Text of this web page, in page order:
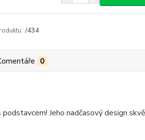
/434
0
Jeho nadčasový design